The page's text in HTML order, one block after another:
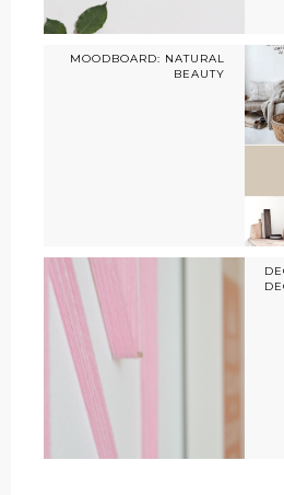
MOODBOARD: NATURAL
BEAUTY